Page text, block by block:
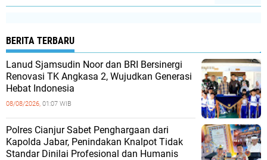
BERITA TERBARU
Lanud Sjamsudin Noor dan BRI Bersinergi
Renovasi TK Angkasa 2, Wujudkan Generasi
Hebat Indonesia
08/08/2026, 01:07 WIB
Polres Cianjur Sabet Penghargaan dari
Kapolda Jabar, Penindakan Knalpot Tidak
Standar Dinilai Profesional dan Humanis